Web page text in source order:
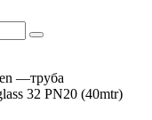
—труба
32 PN20 (40mtr)